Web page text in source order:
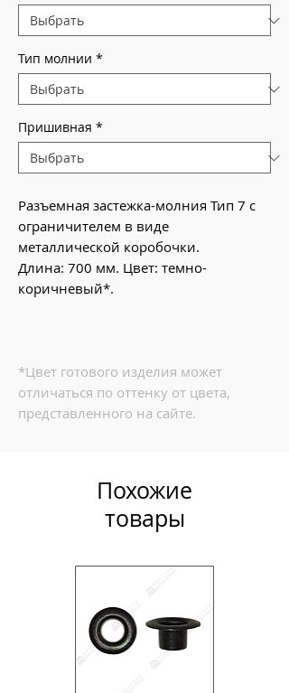
Тип молнии *
Пришивная *
Разъемная застежка-молния Тип 7 с
ограничителем в виде
металлической коробочки.
Длина: 700 мм. Цвет: темно-
коричневый*.
*Цвет готового изделия может
отличаться по оттенку от цвета,
представленного на сайте.
Похожие
товары